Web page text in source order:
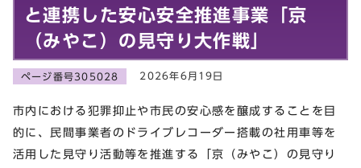
と連携した安心安全推進事業「京
（みやこ）の見守り大作戦」
ページ番号305028 2026年6月19日
市内における犯罪抑止や市民の安心感を醸成することを目
的に、民間事業者のドライブレコーダー搭載の社用車等を
活用した見守り活動等を推進する「京（みやこ）の見守り